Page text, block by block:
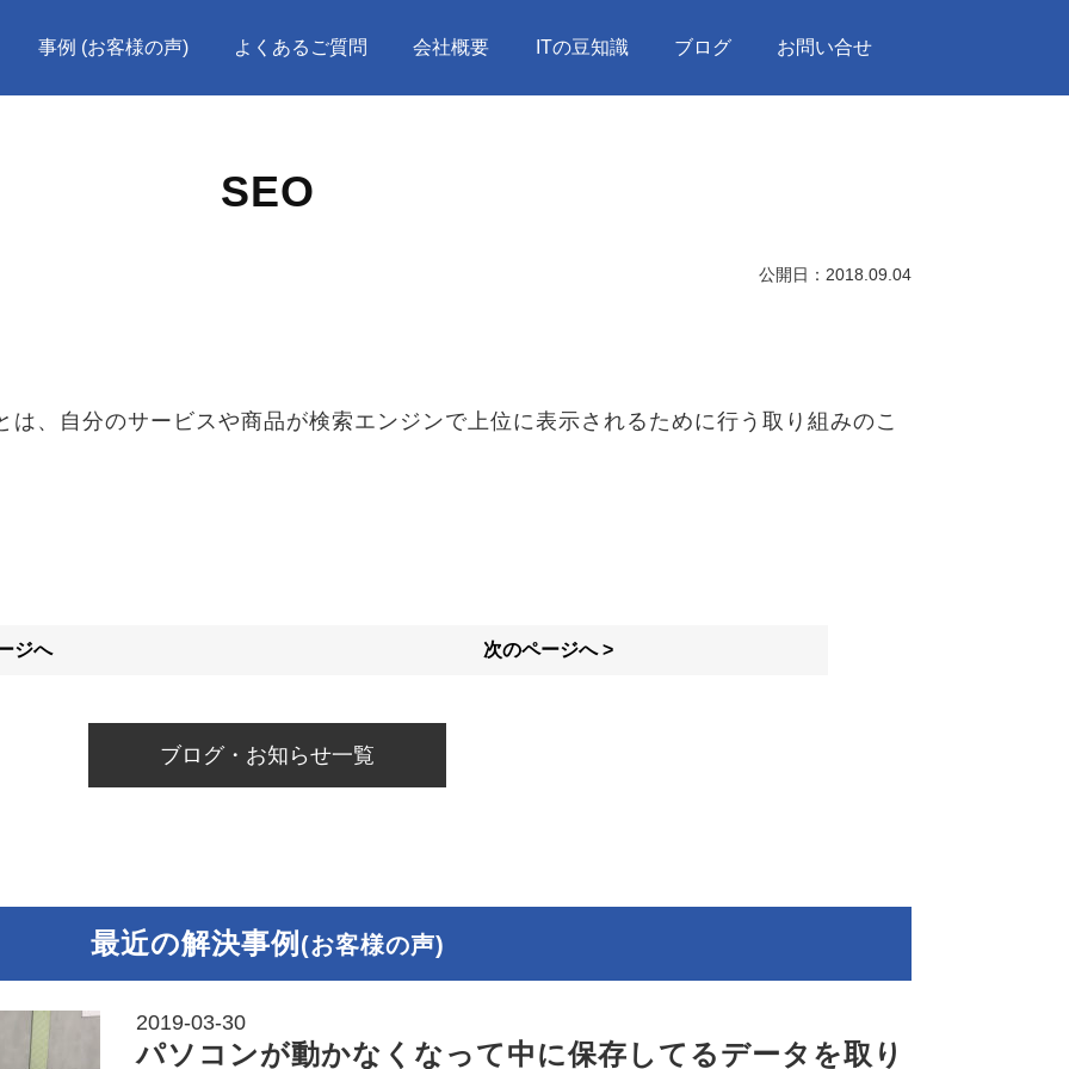
事例 (お客様の声) よくあるご質問 会社概要 ITの豆知識 ブログ お問い合せ
SEO
公開日： 2018.09.04
、自分のサービスや商品が検索エンジンで上位に表示されるために行う取り組みのこ
ジへ 次のページへ >
ブログ・お知らせ一覧
最近の解決事例 (お客様の声)
2019-03-30
パソコンが動かなくなって中に保存してるデータを取り